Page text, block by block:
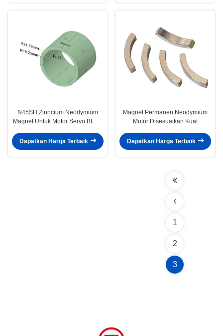
N45SH Zinncium Neodymium
Magnet Untuk Motor Servo BLDC
Dapatkan Harga Terbaik
Magnet Permanen Neodymium
Motor Disesuaikan Kuat
Dapatkan Harga Terbaik
1
2
3